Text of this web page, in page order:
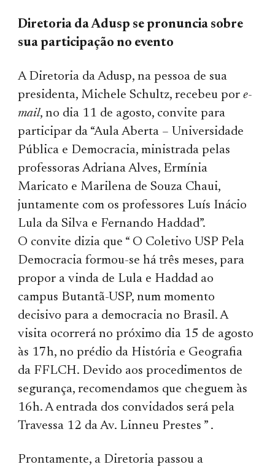
Diretoria da Adusp se pronuncia sobre
sua participação no evento
A Diretoria da Adusp, na pessoa de sua
presidenta, Michele Schultz, recebeu pore-
mail, no dia 11 de agosto, convite para
participar da “Aula Aberta – Universidade
Pública e Democracia, ministrada pelas
professoras Adriana Alves, Ermínia
Maricato e Marilena de Souza Chaui,
juntamente com os professores Luís Inácio
Lula da Silva e Fernando Haddad”.
O convite dizia que “ O Coletivo USP Pela
Democracia formou-se há três meses, para
propor a vinda de Lula e Haddad ao
campus Butantã-USP, num momento
decisivo para a democracia no Brasil. A
visita ocorrerá no próximo dia 15 de agosto
às 17h, no prédio da História e Geografia
da FFLCH. Devido aos procedimentos de
segurança, recomendamos que cheguem às
16h. A entrada dos convidados será pela
Travessa 12 da Av. Linneu Prestes ” .
Prontamente, a Diretoria passou a